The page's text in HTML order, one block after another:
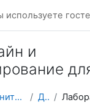
содержанию
используете
и
Дополнительное образование ДиПВеб